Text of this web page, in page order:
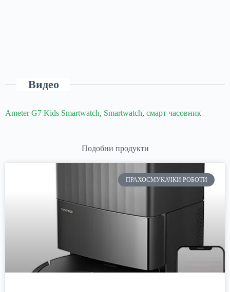
Видео
Ameter G7 Kids Smartwatch, Smartwatch, смарт часовник
Подобни продукти
ПРАХОСМУКАЧКИ РОБОТИ